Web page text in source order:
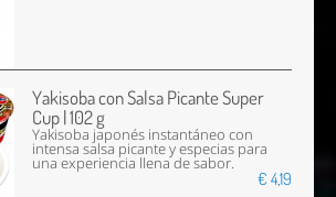
Yakisoba con Salsa Picante Super
Cup | 102 g
Yakisoba japonés instantáneo con
intensa salsa picante y especias para
una experiencia llena de sabor.
€ 4,19